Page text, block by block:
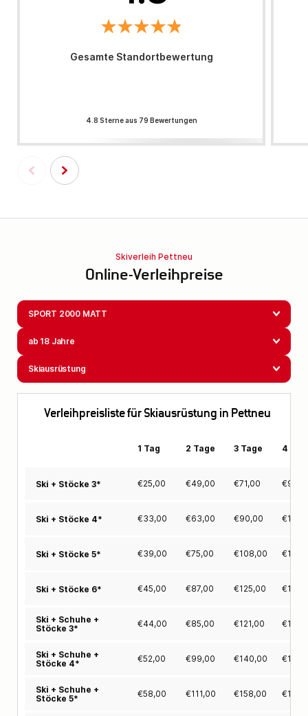
Gesamte Standortbewertung
4.8 Sterne aus 79 Bewertungen
Skiverleih Pettneu
Online-Verleihpreise
SPORT 2000 MATT
ab 18 Jahre
Skiausrüstung
Verleihpreisliste für Skiausrüstung in Pettneu
1 Tag 2 Tage 3 Tage 4
Ski + Stöcke 3* €25,00 €49,00 €71,00 €
Ski + Stöcke 4* €33,00 €63,00 €90,00 €
Ski + Stöcke 5* €39,00 €75,00 €108,00 €
Ski + Stöcke 6* €45,00 €87,00 €125,00 €
Ski + Schuhe +
Stöcke 3*
€44,00 €85,00 €121,00 €
Ski + Schuhe +
Stöcke 4*
€52,00 €99,00 €140,00 €
Ski + Schuhe +
Stöcke 5*
€58,00 €111,00 €158,00 €